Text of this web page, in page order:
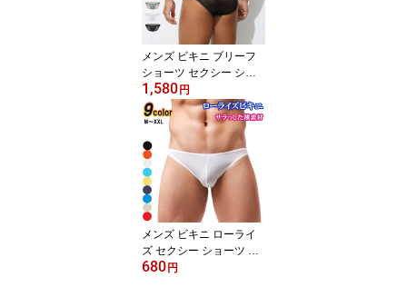
メンズ ビキニ ブリーフ
ショーツ セクシー シー
スルー もっこり スケス
ケ ローライズ ビキニブ
リーフ 立体縫製 軽量 薄
い 男性下着 メンズ下着
1,580円
メンズ ビキニ ローライ
ズ セクシー ショーツ ブ
リーフ ビキニブリーフ
680円